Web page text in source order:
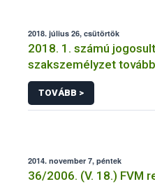
2018. július 26, csütörtök
2018. 1. számú
szakszemélyzet
TOVÁBB >
2014. november 7, péntek
36/2006. (V. 18.) FVM